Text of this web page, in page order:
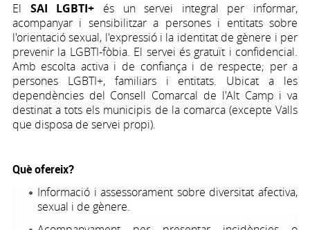
El SAI LGBTI+ és un servei integral per informar,
acompanyar i sensibilitzar a persones i entitats sobre
l'orientació sexual, l'expressió i la identitat de gènere i per
prevenir la LGBTI-fòbia. El servei és gratuït i confidencial.
Amb escolta activa i de confiança i de respecte; per a
persones LGBTI+, familiars i entitats. Ubicat a les
dependències del Consell Comarcal de l'Alt Camp i va
destinat a tots els municipis de la comarca (excepte Valls
que disposa de servei propi).
Què ofereix?
Informació i assessorament sobre diversitat afectiva,
sexual i de gènere.